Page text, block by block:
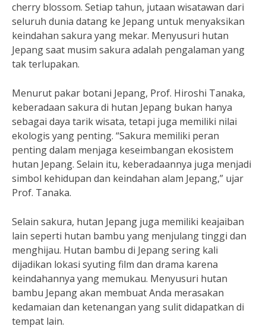
cherry blossom. Setiap tahun, jutaan wisatawan dari
seluruh dunia datang ke Jepang untuk menyaksikan
keindahan sakura yang mekar. Menyusuri hutan
Jepang saat musim sakura adalah pengalaman yang
tak terlupakan.
Menurut pakar botani Jepang, Prof. Hiroshi Tanaka,
keberadaan sakura di hutan Jepang bukan hanya
sebagai daya tarik wisata, tetapi juga memiliki nilai
ekologis yang penting. “Sakura memiliki peran
penting dalam menjaga keseimbangan ekosistem
hutan Jepang. Selain itu, keberadaannya juga menjadi
simbol kehidupan dan keindahan alam Jepang,” ujar
Prof. Tanaka.
Selain sakura, hutan Jepang juga memiliki keajaiban
lain seperti hutan bambu yang menjulang tinggi dan
menghijau. Hutan bambu di Jepang sering kali
dijadikan lokasi syuting film dan drama karena
keindahannya yang memukau. Menyusuri hutan
bambu Jepang akan membuat Anda merasakan
kedamaian dan ketenangan yang sulit didapatkan di
tempat lain.